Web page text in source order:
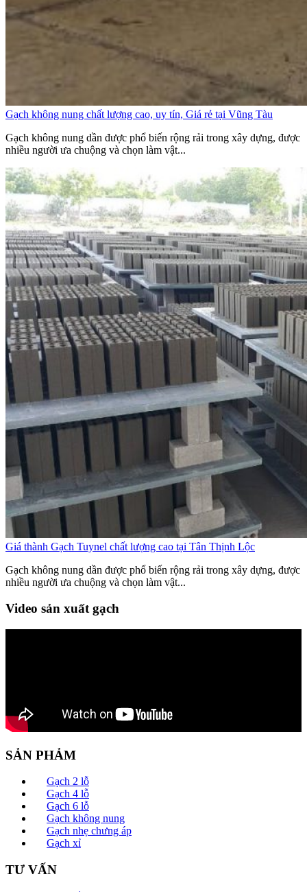
Gạch không nung chất lượng cao, uy tín, Giá rẻ tại Vũng Tàu
Gạch không nung dần được phổ biến rộng rải trong xây dựng, được
nhiều người ưa chuộng và chọn làm vật...
Giá thành Gạch Tuynel chất lượng cao tại Tân Thịnh Lộc
Gạch không nung dần được phổ biến rộng rải trong xây dựng, được
nhiều người ưa chuộng và chọn làm vật...
Video sản xuất gạch
SẢN PHẢM
Gạch 2 lỗ
Gạch 4 lỗ
Gạch 6 lỗ
Gạch không nung
Gạch nhẹ chưng áp
Gạch xỉ
TƯ VẤN